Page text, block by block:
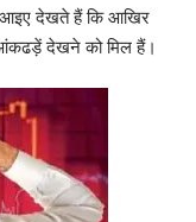
आइए देखते हैं कि आखिर
देखने को मिल हैं।